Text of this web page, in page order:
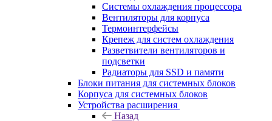
Системы охлаждения процессора
Вентиляторы для корпуса
Термоинтерфейсы
Крепеж для систем охлаждения
Разветвители вентиляторов и
подсветки
Радиаторы для SSD и памяти
Блоки питания для системных блоков
Корпуса для системных блоков
Устройства расширения
Назад